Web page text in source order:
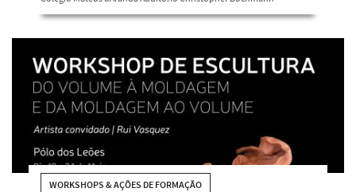
WORKSHOPS & AÇÕES DE FORMAÇÃO